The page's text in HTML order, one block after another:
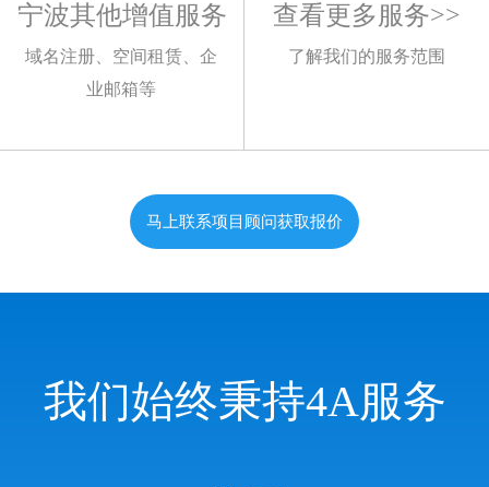
宁波其他增值服务
域名注册、空间租赁、企
业邮箱等
查看更多服务>>
了解我们的服务范围
马上联系项目顾问获取报价
我们始终秉持4A服务